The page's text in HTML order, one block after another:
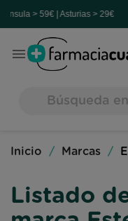
> 29€

Inicio Marcas
Listado